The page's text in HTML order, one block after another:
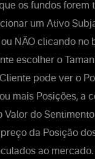
os fundos forem
um Ativo
NÃO clicando no
escolher o
Cliente pode ver o
mais Posições, a
Valor do
da Posição
ao